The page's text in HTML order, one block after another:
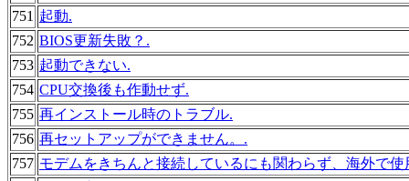
751 起動.
752 BIOS更新失敗？.
753 起動できない.
754 CPU交換後も作動せず.
755 再インストール時のトラブル.
756 再セットアップができません。.
757 モデムをきちんと接続しているにも関わらず、海外で